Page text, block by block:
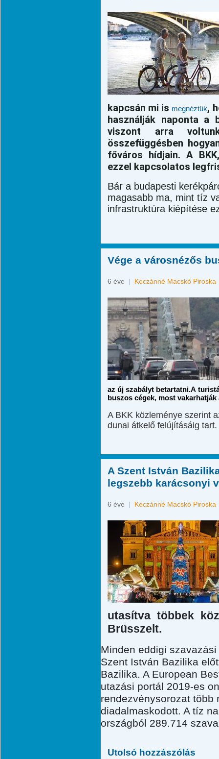
kapcsán mi is megnéztük,
használják naponta a
viszont arra
összefüggésben
főváros hídjain. A
ezzel kapcsolatos
Bár a budapesti
magasabb ma, mint tíz
infrastruktúra kiépítése
Vége a városnézős
6 éve | Keczánné Macskó Piroska
az új szabályt betartatni.A
buszos cégek, most vakarhatják
A BKK közleménye szerint
dunai átkelő felújításáig tart.
A Szent István
legszebb karácsonyi
6 éve | Keczánné Macskó Piroska
utasítva többek
Brüsszelt.
Minden eddigi
Szent István Bazilika
Bazilika. A European
utazási portál 2019-es
rendezvénysorozat több
diadalmaskodott. A tíz
országból 289.714
Utolsó hozzászólás